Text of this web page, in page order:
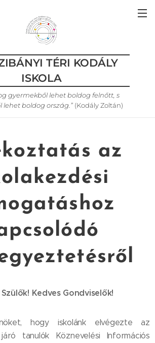
TÉRI KODÁLY
ISKOLA
gyermekből lehet boldog felnőtt, s
lehet boldog ország.” (Kodály Zoltán)
az
Kedves Gondviselők!
hogy iskolánk elvégezte az
tanulók Köznevelési Információs